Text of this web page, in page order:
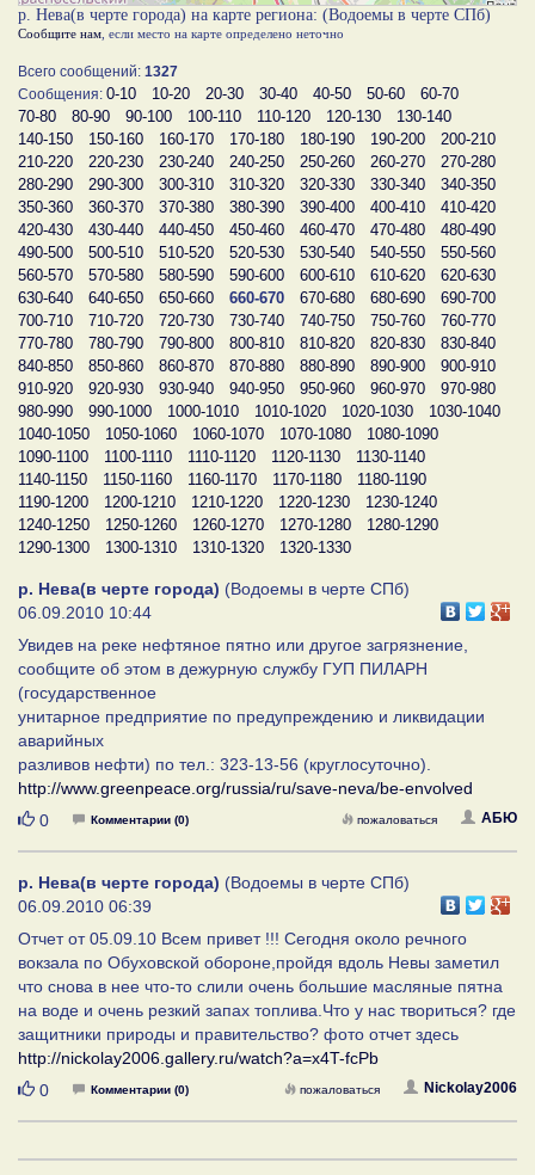
р. Нева(в черте города) на карте региона: (Водоемы в черте СПб)
Сообщите нам , если место на карте определено неточно
Всего сообщений: 1327
Сообщения: 0-10 10-20 20-30 30-40 40-50 50-60
60-70
70-80
80-90 90-100 100-110 110-120 120-130
130-140
140-150
150-160 160-170 170-180 180-190 190-200
200-210
210-220
220-230 230-240 240-250 250-260 260-270
270-280
280-290
290-300 300-310 310-320 320-330 330-340
340-350
350-360
360-370 370-380 380-390 390-400 400-410
410-420
420-430
430-440 440-450 450-460 460-470 470-480
480-490
490-500
500-510 510-520 520-530 530-540 540-550
550-560
560-570
570-580 580-590 590-600 600-610 610-620
620-630
630-640
640-650 650-660 660-670 670-680 680-690
690-700
700-710
710-720 720-730 730-740 740-750 750-760
760-770
770-780
780-790 790-800 800-810 810-820 820-830
830-840
840-850
850-860 860-870 870-880 880-890 890-900
900-910
910-920
920-930 930-940 940-950 950-960 960-970
970-980
980-990
990-1000 1000-1010 1010-1020 1020-1030
1030-1040
1040-1050
1050-1060 1060-1070 1070-1080
1080-1090
1090-1100
1100-1110 1110-1120 1120-1130
1130-1140
1140-1150
1150-1160 1160-1170 1170-1180
1180-1190
1190-1200
1200-1210 1210-1220 1220-1230
1230-1240
1240-1250
1250-1260 1260-1270 1270-1280
1280-1290
1290-1300
1300-1310 1310-1320 1320-1330
р. Нева(в черте города) (Водоемы в черте СПб)
06.09.2010 10:44
Увидев на реке нефтяное пятно или другое загрязнение,
сообщите об этом в дежурную службу ГУП ПИЛАРН
(государственное
унитарное предприятие по предупреждению и ликвидации
аварийных
разливов нефти) по тел.: 323-13-56 (круглосуточно).
http://www.greenpeace.org/russia/ru/save-neva/be-envolved
Нравится
0 Комментарии (0) АБЮ
пожаловаться
р. Нева(в черте города) (Водоемы в черте СПб)
06.09.2010 06:39
Отчет от 05.09.10 Всем привет !!! Сегодня около речного
вокзала по Обуховской обороне,пройдя вдоль Невы заметил
что снова в нее что-то слили очень большие масляные пятна
на воде и очень резкий запах топлива.Что у нас твориться? где
защитники природы и правительство? фото отчет здесь
http://nickolay2006.gallery.ru/watch?a=x4T-fcPb
Нравится
0 Комментарии (0) Nickolay2006
пожаловаться